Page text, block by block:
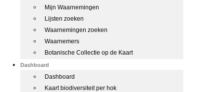
Mijn Waarnemingen
Lijsten zoeken
Waarnemingen zoeken
Waarnemers
Botanische Collectie op de Kaart
Dashboard
Dashboard
Kaart biodiversiteit per hok